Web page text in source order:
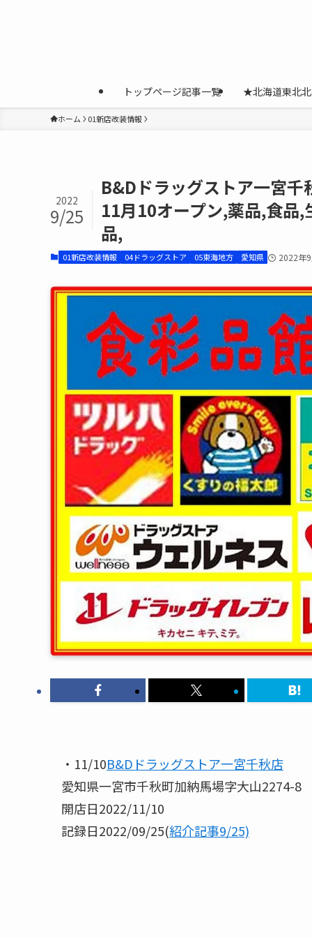
トップページ記事一覧 ★北海道東北
ホーム 01新店改装情報
B&Dドラッグストア一宮
11月10オープン,薬品,食品
品,
2022
9/25
01新店改装情報 04ドラッグストア 05東海地方 愛知県 2022年
・11/10B&Dドラッグストア一宮千秋店
愛知県一宮市千秋町加納馬場字大山2274-8
開店日2022/11/10
記録日2022/09/25(紹介記事9/25)